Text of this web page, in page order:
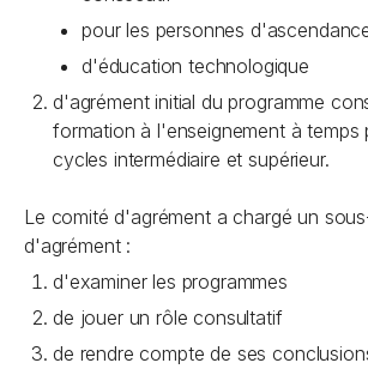
pour les personnes
d'éducation technologique
d'agrément initial du programme
formation à l'enseignement à temps
cycles intermédiaire et supérieur.
Le comité d'agrément a chargé un
d'agrément :
d'examiner les programmes
de jouer un rôle consultatif
de rendre compte de ses